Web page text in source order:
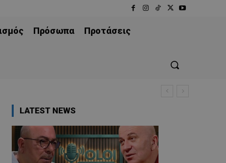
Πρόσωπα
Προτάσεις
LATEST NEWS